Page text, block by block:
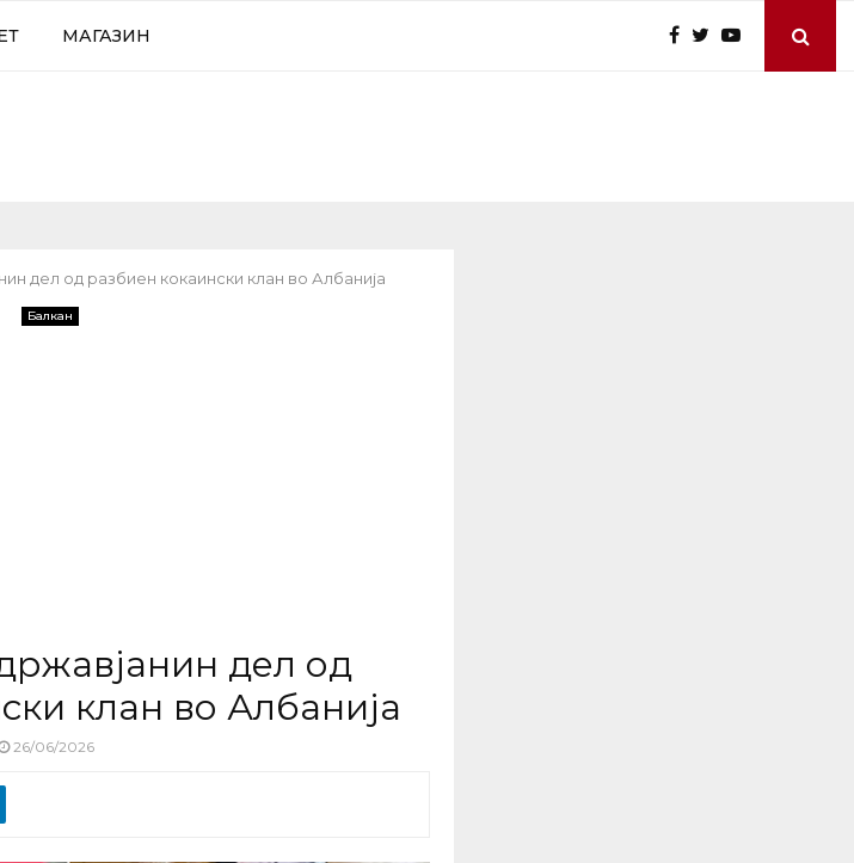
МАГАЗИН
дел од разбиен кокаински клан во Албанија
Балкан
дел од
клан во Албанија
26/06/2026